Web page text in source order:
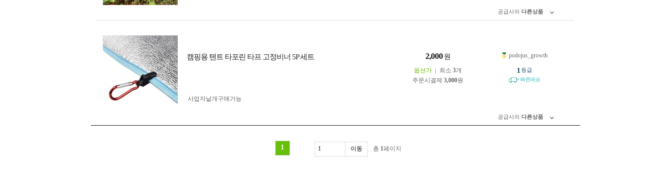
공급사의 다른상품
캠핑용 텐트 타포린 타프 고정비너 5P 세트 2,000 원
옵션가 최소 3개
주문시결제 3,000원
사업자 낱개구매가능
podojus_growth
1 등급
빠른배송
공급사의 다른상품
1 총 1페이지